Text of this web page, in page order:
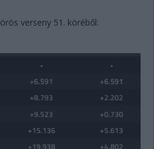
verseny 51. köréből: